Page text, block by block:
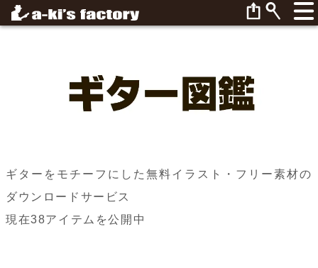
ギターをモチーフにした無料イラスト・フリー素材の
ダウンロードサービス
現在38アイテムを公開中